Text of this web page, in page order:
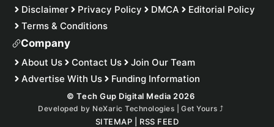
Disclaimer Privacy Policy DMCA
Editorial Policy
Terms & Conditions
Company
About Us Contact Us
Join Our Team
Advertise With Us
Funding Information
© Tech Gup Digital Media 2026
Developed by NeXaric Technologies | Get Yours ⤴︎
SITEMAP RSS FEED